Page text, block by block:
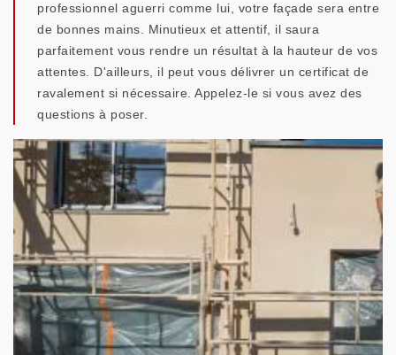
professionnel aguerri comme lui, votre façade sera entre
de bonnes mains. Minutieux et attentif, il saura
parfaitement vous rendre un résultat à la hauteur de vos
attentes. D'ailleurs, il peut vous délivrer un certificat de
ravalement si nécessaire. Appelez-le si vous avez des
questions à poser.